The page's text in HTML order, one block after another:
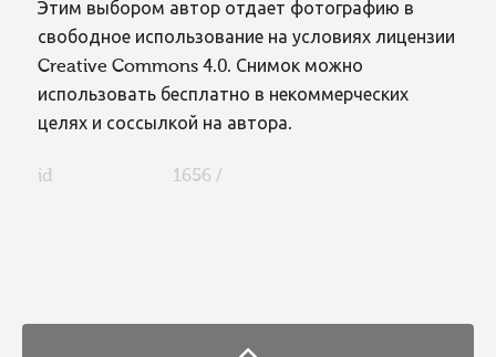
Этим выбором автор отдает фотографию в
свободное использование на условиях лицензии
Creative Commons 4.0. Снимок можно
использовать бесплатно в некоммерческих
целях и соссылкой на автора.
id 1656 /